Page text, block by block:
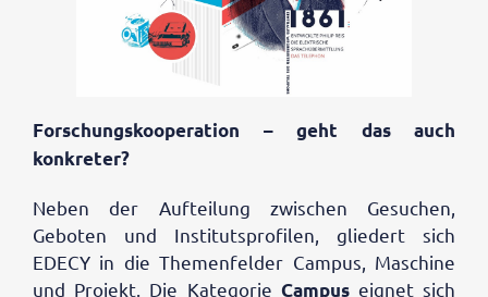
Forschungskooperation – geht das auch
konkreter?
Neben der Aufteilung zwischen Gesuchen,
Geboten und Institutsprofilen, gliedert sich
EDECY in die Themenfelder Campus, Maschine
und Projekt. Die Kategorie Campuseignet sich